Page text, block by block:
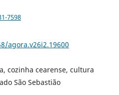
7598
agora.v26i2.19600
cozinha cearense, cultura
São Sebastião